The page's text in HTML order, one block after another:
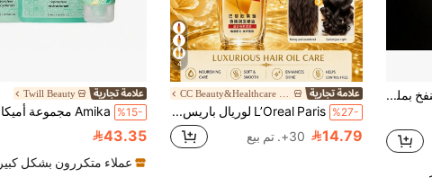
KOEC رذاذ الشعر المنفخ بملح البحر الطبيعي، يخلق نسيجًا حجميًا ونابضًا، خفيف الوزن وغير دهني
4
%27- L’Oreal Paris لوريال باريس زيت استثنائي 30/50/100 مل، مغذي وناعم، يصلح الشعر التالف، يعيد لمعان ونعومة الشعر، مناسب لجميع أنواع الشعر
14.79 30+. تم بيع
Twill Beauty
%15-
43.35
عملاء متكررون بشكل كبير